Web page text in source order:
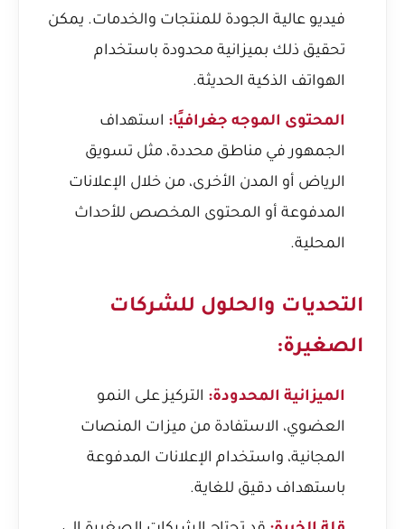
فيديو عالية الجودة للمنتجات والخدمات. يمكن
تحقيق ذلك بميزانية محدودة باستخدام
الهواتف الذكية الحديثة.
المحتوى الموجه جغرافيًا: استهداف
الجمهور في مناطق محددة، مثل تسويق
الرياض أو المدن الأخرى، من خلال الإعلانات
المدفوعة أو المحتوى المخصص للأحداث
المحلية.
التحديات والحلول للشركات
الصغيرة:
الميزانية المحدودة: التركيز على النمو
العضوي، الاستفادة من ميزات المنصات
المجانية، واستخدام الإعلانات المدفوعة
باستهداف دقيق للغاية.